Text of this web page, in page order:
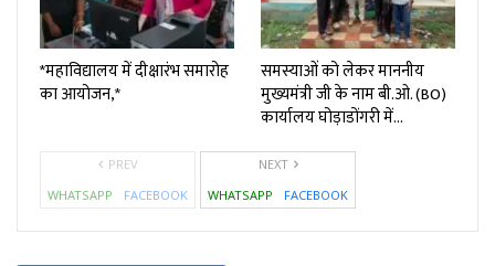
*महाविद्यालय में दीक्षारंभ समारोह
का आयोजन,*
समस्याओं को लेकर माननीय
मुख्यमंत्री जी के नाम बी.ओ. (BO)
कार्यालय घोड़ाडोंगरी में…
PREV
WHATSAPP
FACEBOOK
NEXT
WHATSAPP
FACEBOOK